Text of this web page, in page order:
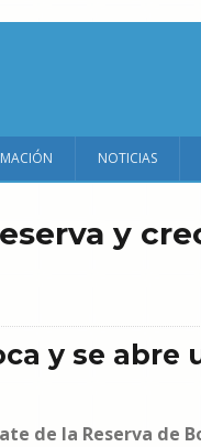
NOTICIAS
y
y se abre
de la Reserva de